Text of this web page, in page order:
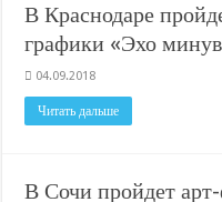
В Краснодаре
графики «Эхо
04.09.2018
Читать дальше
В Сочи пройдет